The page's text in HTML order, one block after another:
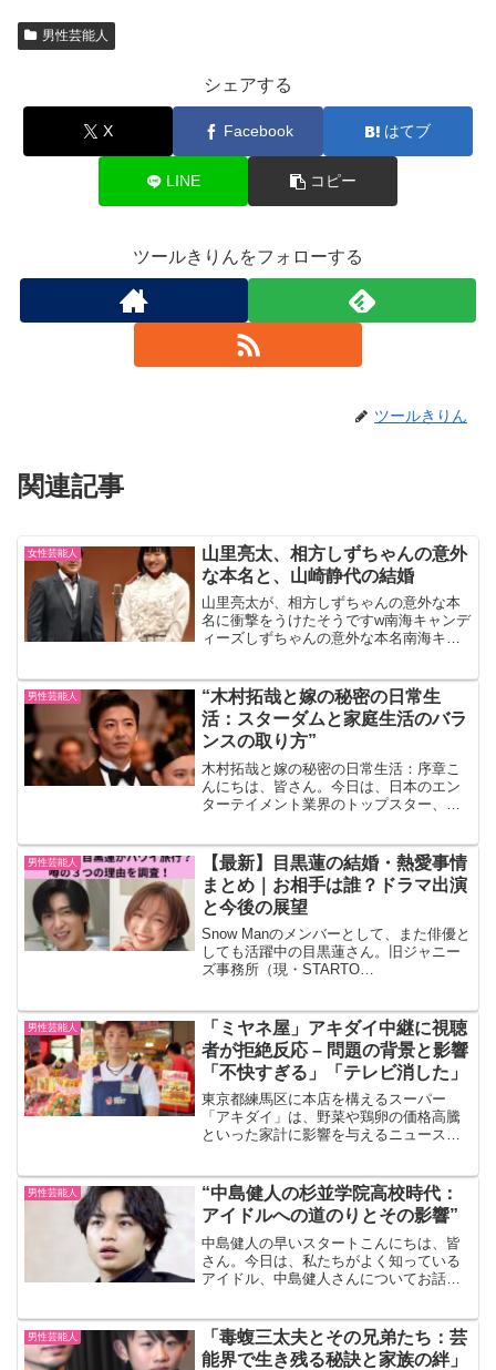
男性芸能人
シェアする
X Facebook はてブ
LINE コピー
ツールきりんをフォローする
ツールきりん
関連記事
女性芸能人
山里亮太、相方しずちゃんの意外
な本名と、山崎静代の結婚
山里亮太が、相方しずちゃんの意外な本
名に衝撃をうけたそうですw南海キャンデ
ィーズしずちゃんの意外な本名南海キャ
議論」（水曜深夜1時）に出演しました。
番組で、相方の...
男性芸能人
“木村拓哉と嫁の秘密の日常生
活：スターダムと家庭生活のバラ
ンスの取り方”
木村拓哉と嫁の秘密の日常生活：序章こ
んにちは、皆さん。今日は、日本のエン
ターテイメント業界のトップスター、木
活は、スターダムと家庭生活のバランス
をどのように取っているの...
男性芸能人
【最新】目黒蓮の結婚・熱愛事情
まとめ｜お相手は誰？ドラマ出演
と今後の展望
Snow Manのメンバーとして、また俳優と
しても活躍中の目黒蓮さん。旧ジャニー
ズ事務所（現・STARTO
ドラマや映画に引っ張りだこの存在で、
ファンからは「...
男性芸能人
「ミヤネ屋」アキダイ中継に視聴
者が拒絶反応 – 問題の背景と影響
「不快すぎる」「テレビ消した」
東京都練馬区に本店を構えるスーパー
「アキダイ」は、野菜や鶏卵の価格高騰
といった家計に影響を与えるニュースが
3日に放送された日本テレビ系「情報ライ
ブ ミヤネ屋」では、視...
男性芸能人
“中島健人の杉並学院高校時代：
アイドルへの道のりとその影響”
中島健人の早いスタートこんにちは、皆
さん。今日は、私たちがよく知っている
アイドル、中島健人さんについてお話し
だ中学生の時にジャニーズ事務所に入所
したのです。高校時代の中...
男性芸能人
「毒蝮三太夫とその兄弟たち：芸
能界で生き残る秘訣と家族の絆」